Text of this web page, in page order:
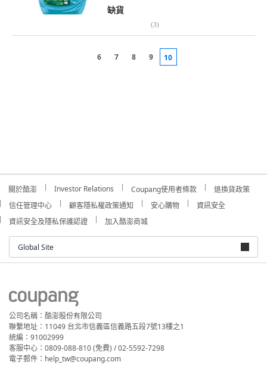
缺貨
(3)
6 7 8 9 10
關於酷澎 Investor Relations Coupang使用者條款
退換貨政策
信任管理中心
顧客隱私權政策通知 安心購物
資訊安全
資訊安全及隱私保護認證
加入酷澎商城
Global Site
公司名稱：酷澎股份有限公司
聯繫地址：11049 台北市信義區信義路五段7號13樓之1
統編：91002999
客服中心：0809-088-810 (免費) / 02-5592-7298
電子郵件：help_tw@coupang.com